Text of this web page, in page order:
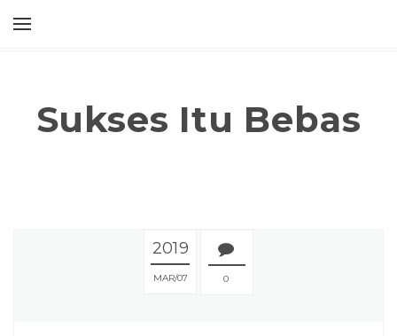
Sukses Itu Bebas
2019
MAR 07 0